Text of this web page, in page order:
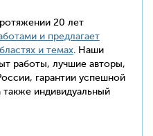
20 лет
и предлагает
и темах . Наши
работы, лучшие авторы,
гарантии успешной
индивидуальный